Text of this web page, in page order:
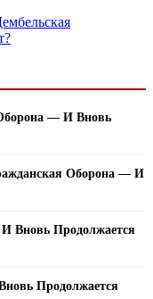
— И Вновь
Оборона — И
Вновь Продолжается
Продолжается